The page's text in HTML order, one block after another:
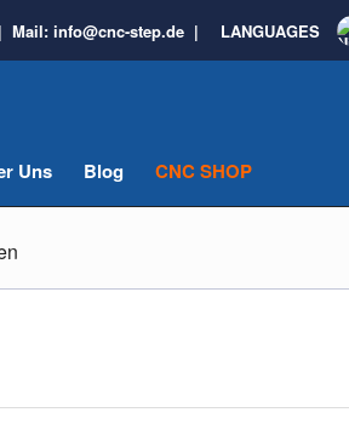
| Mail: info@cnc-step.de | LANGUAGES
Uns Blog CNC SHOP